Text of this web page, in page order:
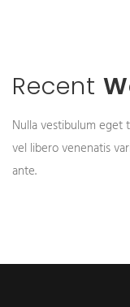
Recent
Nulla vestibulum eget
vel libero venenatis
ante.